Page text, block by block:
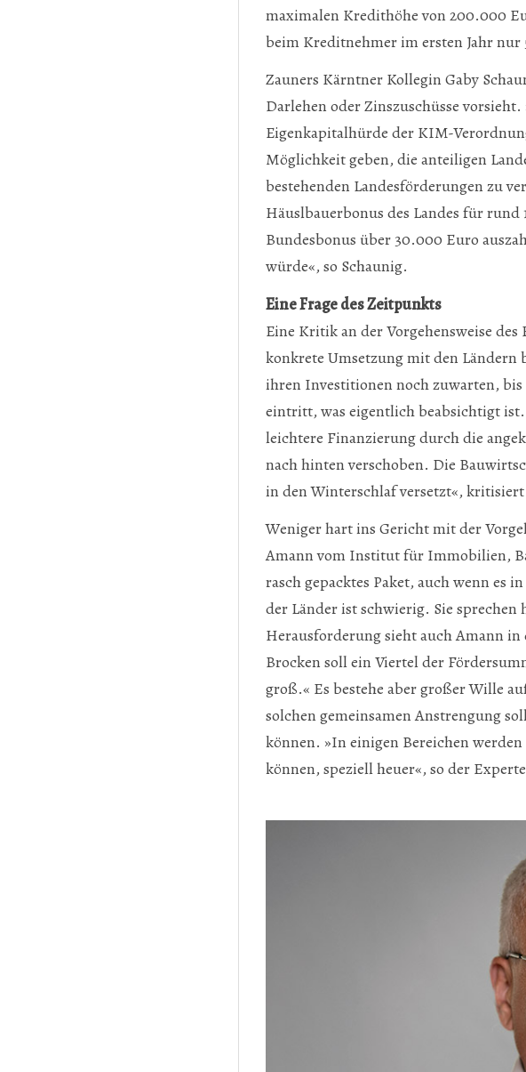
maximalen Kredithöhe von 200.000
beim Kreditnehmer im ersten Jahr
Zauners Kärntner Kollegin Gaby
Darlehen oder Zinszuschüsse
Eigenkapitalhürde der KIM-
Möglichkeit geben, die anteiligen
bestehenden Landesförderungen zu
Häuslbauerbonus des Landes für
Bundesbonus über 30.000 Euro
würde«, so Schaunig.
Eine Frage des Zeitpunkts
Eine Kritik an der Vorgehensweise
konkrete Umsetzung mit den Ländern
ihren Investitionen noch zuwarten, bis
eintritt, was eigentlich beabsichtigt
leichtere Finanzierung durch die
nach hinten verschoben. Die
in den Winterschlaf versetzt«,
Weniger hart ins Gericht mit der
Amann vom Institut für Immobilien,
rasch gepacktes Paket, auch wenn es
der Länder ist schwierig. Sie
Herausforderung sieht auch Amann
Brocken soll ein Viertel der
groß.« Es bestehe aber großer Wille
solchen gemeinsamen Anstrengung
können. »In einigen Bereichen
können, speziell heuer«, so der